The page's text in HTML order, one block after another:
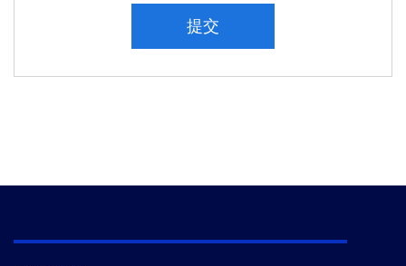
提交